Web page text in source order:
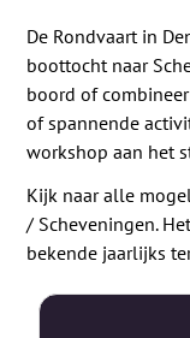
De Rondvaart in
boottocht naar
boord of
of spannende
workshop aan het
Kijk naar alle
/ Scheveningen.
bekende jaarlijks